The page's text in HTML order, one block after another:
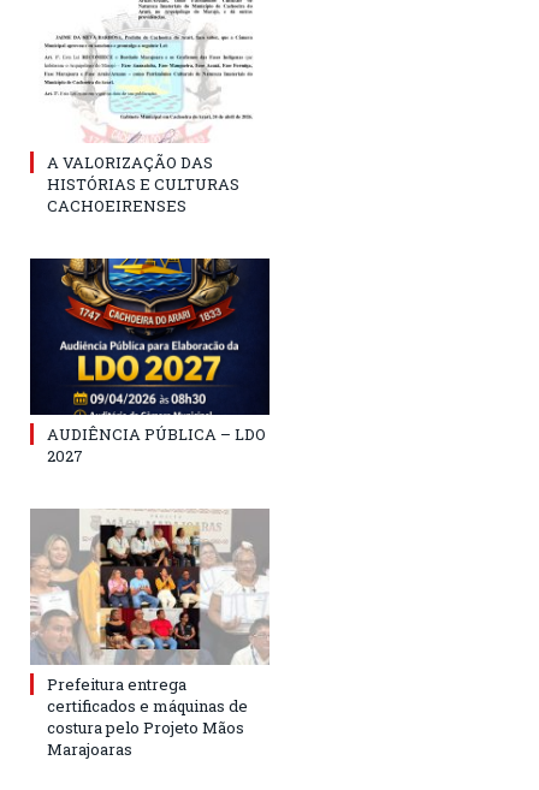
A VALORIZAÇÃO DAS
HISTÓRIAS E CULTURAS
CACHOEIRENSES
AUDIÊNCIA PÚBLICA – LDO
2027
Prefeitura entrega
certificados e máquinas de
costura pelo Projeto Mãos
Marajoaras